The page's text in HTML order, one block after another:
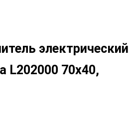
электрический
L202000 70x40,